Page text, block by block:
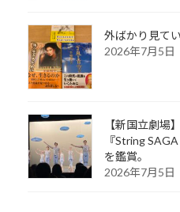
外ばかり見て
2026年7月5日
【新国立劇場
『String
を鑑賞。
2026年7月5日